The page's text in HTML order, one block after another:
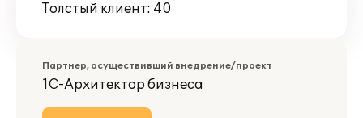
Толстый клиент: 40
Партнер, осуществивший внедрение/проект
1С-Архитектор бизнеса